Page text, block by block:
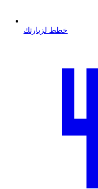
خطط لزيارتك